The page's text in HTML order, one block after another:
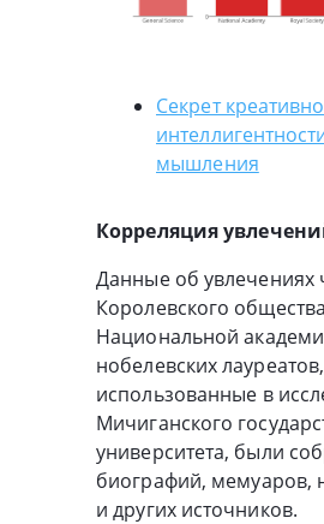
Секрет
мышления
Корреляция
Данные об увлечениях
Королевского
Национальной
нобелевских лауреатов,
использованные в
Мичиганского
университета, были
биографий, мемуаров,
и других источников.